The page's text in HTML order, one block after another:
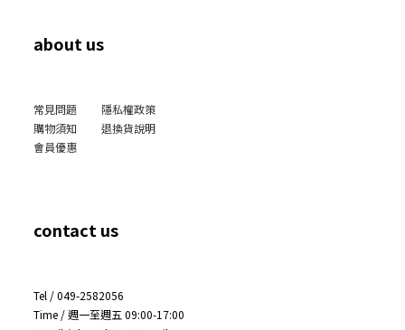
about us
常見問題
隱私權政策
購物須知
退換貨說明
會員優惠
contact us
Tel / 049-2582056
Time / 週一至週五 09:00-17:00